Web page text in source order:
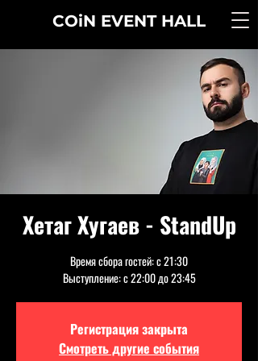
COiN EVENT HALL
Хетаг Хугаев - StandUp
Время сбора гостей: с 21:30
Выступление: с 22:00 до 23:45
Регистрация закрыта
Смотреть другие события